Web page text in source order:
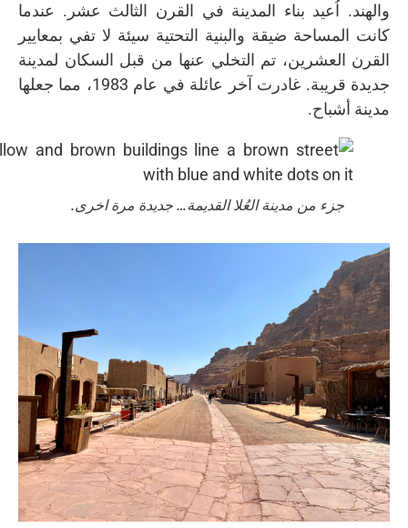
والهند. اُعيد بناء المدينة في القرن الثالث عشر. عندما
كانت المساحة ضيقة والبنية التحتية سيئة لا تفي بمعايير
القرن العشرين، تم التخلي عنها من قبل السكان لمدينة
جديدة قريبة. غادرت آخر عائلة في عام 1983، مما جعلها
مدينة أشباح.
جزء من مدينة العُلا القديمة… جديدة مرة اخرى.